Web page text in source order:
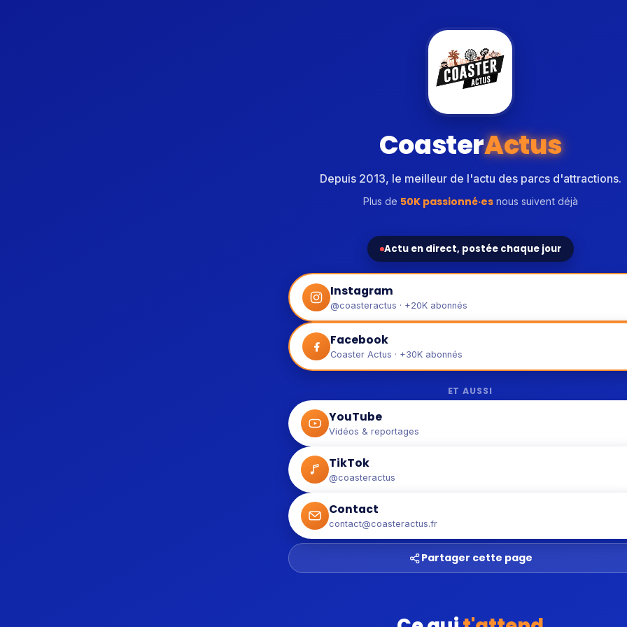
CoasterActus
Depuis 2013, le meilleur de l'actu des parcs d'attractions.
Plus de 50K passionné·esnous suivent déjà
Actu en direct, postée chaque jour
Instagram
@coasteractus · +20K abonnés
Facebook
Coaster Actus · +30K abonnés
ET AUSSI
YouTube
Vidéos & reportages
TikTok
@coasteractus
Contact
contact@coasteractus.fr
Partager cette page